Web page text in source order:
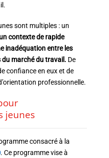
sont multiples : un
contexte de rapide
inadéquation entre les
du marché du travail. De
confiance en eux et de
professionnelle.
jeunes
consacré à la
. Ce programme vise à